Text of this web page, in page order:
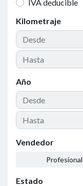
IVA deducible
Kilometraje
Año
Vendedor
Profesional
Estado